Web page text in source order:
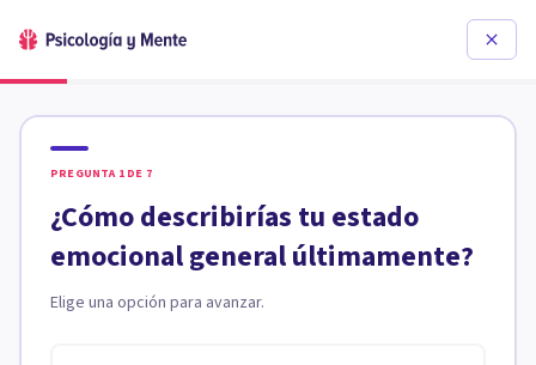
PREGUNTA 1 DE 7
¿Cómo describirías tu estado
emocional general últimamente?
Elige una opción para avanzar.